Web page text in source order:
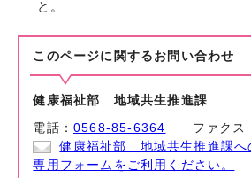
と。
このページに関する お問い合わせ
健康福祉部 地域共生推進課
電話：0568-85-6364 ファクス
健康福祉部 地域共生推進課へ
専用フォームをご利用ください。